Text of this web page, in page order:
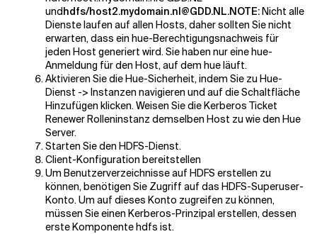
undhdfs/host2.mydomain.nl@GDD.NL.NOTE:Nicht alle
Dienste laufen auf allen Hosts, daher sollten Sie nicht
erwarten, dass ein hue-Berechtigungsnachweis für
jeden Host generiert wird. Sie haben nur eine hue-
Anmeldung für den Host, auf dem hue läuft.
Aktivieren Sie die Hue-Sicherheit, indem Sie zu Hue-
Dienst -> Instanzen navigieren und auf die Schaltfläche
Hinzufügen klicken. Weisen Sie die Kerberos Ticket
Renewer Rolleninstanz demselben Host zu wie den Hue
Server.
Starten Sie den HDFS-Dienst.
Client-Konfiguration bereitstellen
Um Benutzerverzeichnisse auf HDFS erstellen zu
können, benötigen Sie Zugriff auf das HDFS-Superuser-
Konto. Um auf dieses Konto zugreifen zu können,
müssen Sie einen Kerberos-Prinzipal erstellen, dessen
erste Komponente hdfs ist.